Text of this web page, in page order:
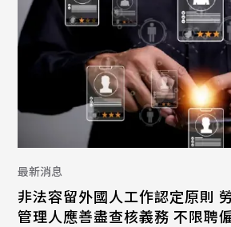
最新消息
非法容留外國人工作認定原則
管理人應善盡查核義務 不限聘